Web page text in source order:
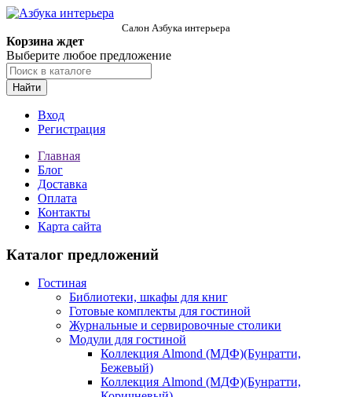
Салон Азбука интерьера
Корзина ждет
Выберите любое предложение
Найти
Вход
Регистрация
Главная
Блог
Доставка
Оплата
Контакты
Карта сайта
Каталог предложений
Гостиная
Библиотеки, шкафы для книг
Готовые комплекты для гостиной
Журнальные и сервировочные столики
Модули для гостиной
Коллекция Almond (МДФ)(Бунратти,
Бежевый)
Коллекция Almond (МДФ)(Бунратти,